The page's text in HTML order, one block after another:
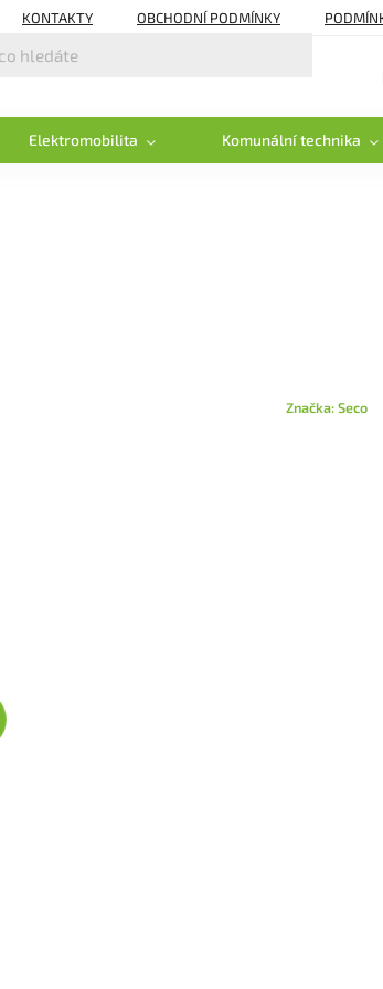
KONTAKTY OBCHODNÍ PODMÍNKY
Elektromobilita Komunální technika
Značka:Seco